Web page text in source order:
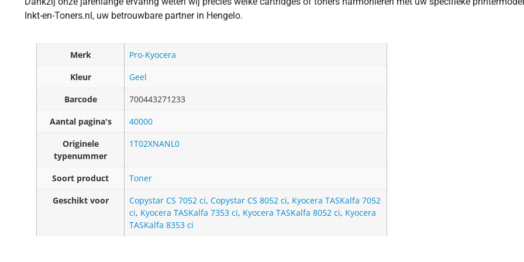
Inkt-en-Toners.nl, uw betrouwbare partner in Hengelo.
Merk
Pro-Kyocera
Kleur
Geel
Barcode
700443271233
Aantal pagina's
40000
Originele
typenummer
1T02XNANL0
Soort product
Toner
Geschikt voor
Copystar CS 7052 ci, Copystar CS 8052 ci, Kyocera TASKalfa 7052
ci, Kyocera TASKalfa 7353 ci, Kyocera TASKalfa 8052 ci, Kyocera
TASKalfa 8353 ci